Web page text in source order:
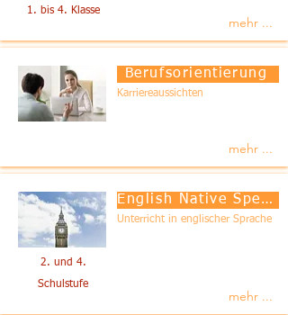
1. bis 4. Klasse
mehr ...
Berufsorientierung
Karriereaussichten
mehr ...
2. und 4.
Schulstufe
English Native Speaker
Unterricht in englischer Sprache
mehr ...